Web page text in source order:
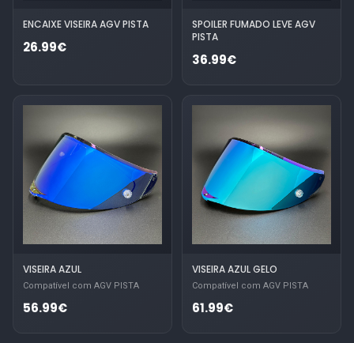
ENCAIXE VISEIRA AGV PISTA
26.99€
SPOILER FUMADO LEVE AGV
PISTA
36.99€
VISEIRA AZUL
Compatível com AGV PISTA
56.99€
VISEIRA AZUL GELO
Compatível com AGV PISTA
61.99€